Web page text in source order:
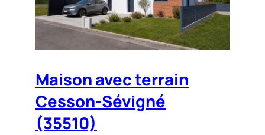
Maison avec terrain
Cesson-Sévigné
(35510)